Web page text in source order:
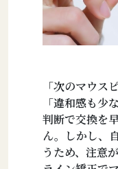
「次のマウス
「違和感も少
判断で交換を
ん。しかし、
うため、注意